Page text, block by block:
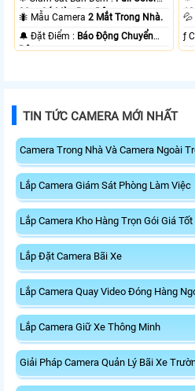
20m Có Màu Ban Ðêm.
🐜 Mẫu Camera2 Mắt Trong Nhà.
️🔔 Đặt Điểm : Báo Động Chuyển
Động.
TIN TỨC CAMERA MỚI NHẤT
Camera Trong Nhà Và Camera Ngoài
Lắp Camera Giám Sát Phòng Làm Việc
Lắp Camera Kho Hàng Trọn Gói Giá Tốt
Lắp Đặt Camera Bãi Xe
Lắp Camera Quay Video Đóng Hàng
Lắp Camera Giữ Xe Thông Minh
Giải Pháp Camera Quản Lý Bãi Xe